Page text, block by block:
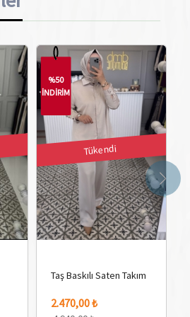
%50
İNDİRİM
Tükendi
Taş Baskılı Saten Takım
2.470,00 ₺